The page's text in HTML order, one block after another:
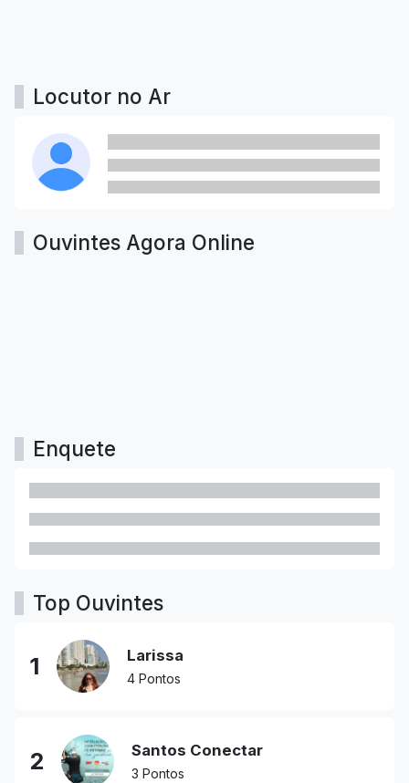
Locutor no Ar
Ouvintes Agora Online
Enquete
Top Ouvintes
1 Larissa
4 Pontos
2 Santos Conectar
3 Pontos